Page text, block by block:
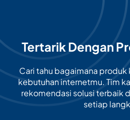
Tertarik Dengan
Cari tahu bagaimana
kebutuhan internetmu. Tim
rekomendasi solusi terbaik
setiap